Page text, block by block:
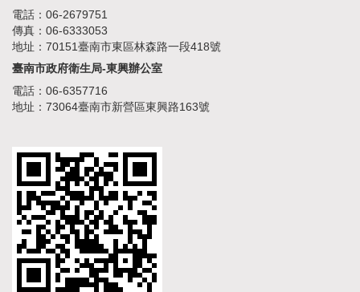
電話：06-2679751
傳真：06-6333053
地址：70151臺南市東區林森路一段418號
臺南市政府衛生局-東興辦公室
電話：06-6357716
地址：73064臺南市新營區東興路163號